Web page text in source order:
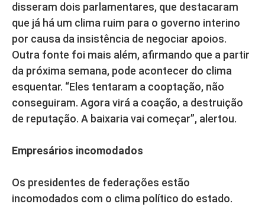
disseram dois parlamentares, que destacaram
que já há um clima ruim para o governo interino
por causa da insistência de negociar apoios.
Outra fonte foi mais além, afirmando que a partir
da próxima semana, pode acontecer do clima
esquentar. “Eles tentaram a cooptação, não
conseguiram. Agora virá a coação, a destruição
de reputação. A baixaria vai começar”, alertou.
Empresários incomodados
Os presidentes de federações estão
incomodados com o clima político do estado.